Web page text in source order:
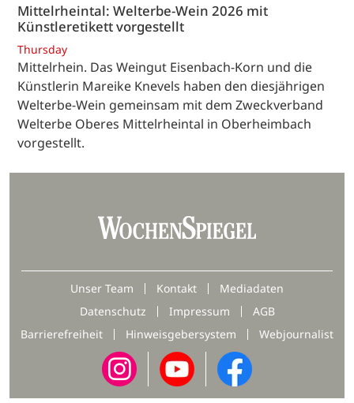
Mittelrheintal: Welterbe-Wein 2026 mit
Künstleretikett vorgestellt
Thursday
Mittelrhein. Das Weingut Eisenbach-Korn und die
Künstlerin Mareike Knevels haben den diesjährigen
Welterbe-Wein gemeinsam mit dem Zweckverband
Welterbe Oberes Mittelrheintal in Oberheimbach
vorgestellt.
Unser Team Kontakt
Mediadaten
Datenschutz
Impressum
AGB
Barrierefreiheit
Hinweisgebersystem Webjournalist